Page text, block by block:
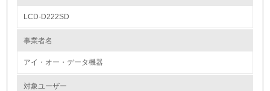
LCD-D222SD
事業者名
アイ・オー・データ機器
対象ユーザー